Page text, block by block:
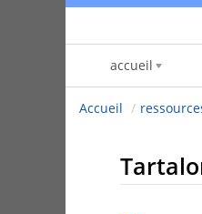
accueil
Accueil /